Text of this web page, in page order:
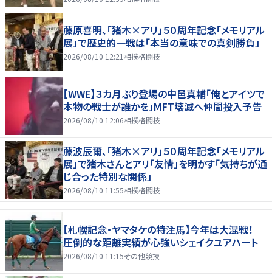
藤原喜明、「猪木×アリ」５０周年記念「メモリアル
展」で歴史的一戦は「本当の意味での真剣勝負」
2026/08/10 12:21 相撲格闘技
【WWE】３カ月ぶり登場の中邑真輔「俺とアイツで
本物の戦士が誰かを」MFT壊滅へ仲間投入予告
2026/08/10 12:06相撲格闘技
藤波辰爾、「猪木×アリ」５０周年記念「メモリアル
展」で猪木さんとアリ「友情」を明かす「気持ちが通
じ合った特別な関係」
2026/08/10 11:55相撲格闘技
【札幌記念・ヤマタケの特注馬】今年は大混戦！
圧倒的な距離実績が心強いシェイクユアハート
2026/08/10 11:15その他競技